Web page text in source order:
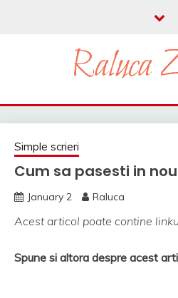
RALUCA
Simple scrieri
Cum sa pasesti in
January 2 Raluca
Acest articol poate contine
Spune si altora despre acest